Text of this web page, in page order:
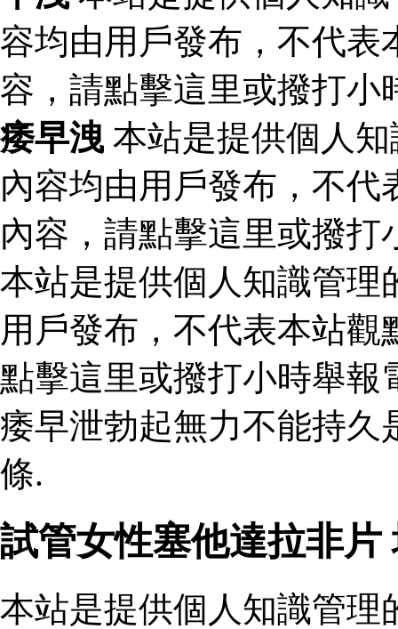
容均由用戶發布，不代表
容，請點擊這里或撥打
痿早洩 本站是提供個人
內容均由用戶發布，不
內容，請點擊這里或撥
本站是提供個人知識管理
用戶發布，不代表本站
點擊這里或撥打小時舉
痿早泄勃起無力不能持久
條.
試管女性塞他達拉非
本站是提供個人知識管理